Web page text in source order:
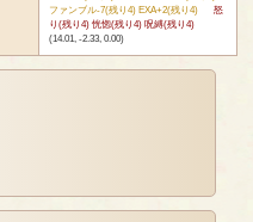
ファンブル-7(残り4) EXA+2(残り4)
怒
り(残り4) 恍惚(残り4) 呪縛(残り4)
(14.01, -2.33, 0.00)